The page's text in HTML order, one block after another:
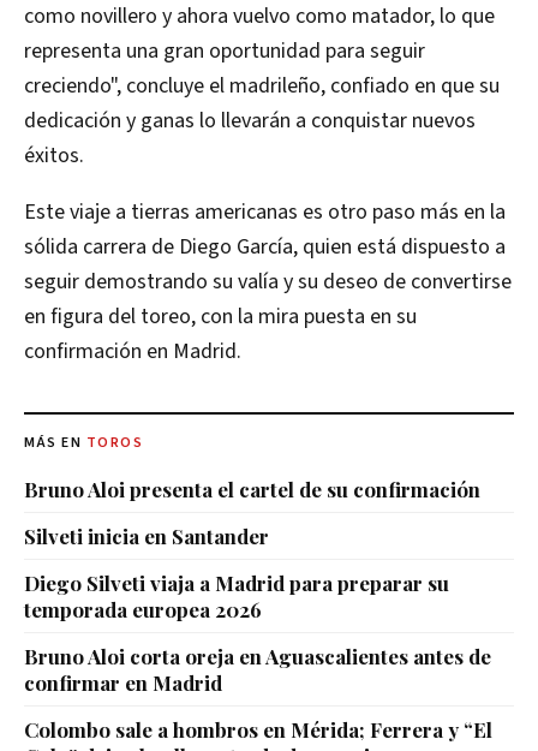
como novillero y ahora vuelvo como matador, lo que
representa una gran oportunidad para seguir
creciendo", concluye el madrileño, confiado en que su
dedicación y ganas lo llevarán a conquistar nuevos
éxitos.
Este viaje a tierras americanas es otro paso más en la
sólida carrera de Diego García, quien está dispuesto a
seguir demostrando su valía y su deseo de convertirse
en figura del toreo, con la mira puesta en su
confirmación en Madrid.
MÁS EN TOROS
Bruno Aloi presenta el cartel de su confirmación
Silveti inicia en Santander
Diego Silveti viaja a Madrid para preparar su
temporada europea 2026
Bruno Aloi corta oreja en Aguascalientes antes de
confirmar en Madrid
Colombo sale a hombros en Mérida; Ferrera y “El